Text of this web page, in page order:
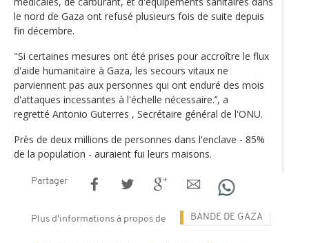
le nord de Gaza ont refusé plusieurs fois de suite depuis
fin décembre.
"Si certaines mesures ont été prises pour accroître le flux
d'aide humanitaire à Gaza, les secours vitaux ne
parviennent pas aux personnes qui ont enduré des mois
d'attaques incessantes à l'échelle nécessaire.’’, a
regretté Antonio Guterres , Secrétaire général de l'ONU.
Près de deux millions de personnes dans l'enclave - 85%
de la population - auraient fui leurs maisons.
Partager
Plus d'informations à propos de BANDE DE GAZA